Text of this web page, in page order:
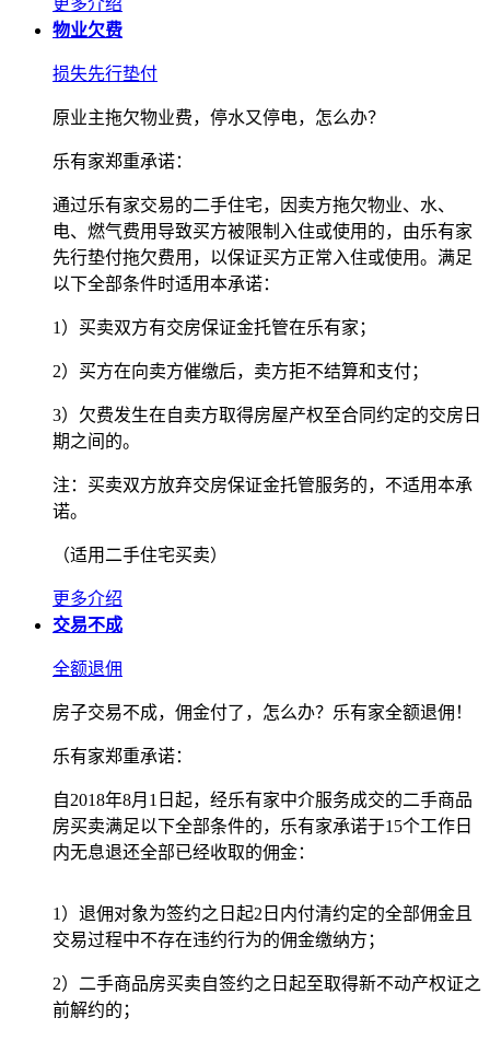
更多介绍
物业欠费
损失先行垫付
原业主拖欠物业费，停水又停电，怎么办？
乐有家郑重承诺：
通过乐有家交易的二手住宅，因卖方拖欠物业、水、
电、燃气费用导致买方被限制入住或使用的，由乐有家
先行垫付拖欠费用，以保证买方正常入住或使用。满足
以下全部条件时适用本承诺：
1）买卖双方有交房保证金托管在乐有家；
2）买方在向卖方催缴后，卖方拒不结算和支付；
3）欠费发生在自卖方取得房屋产权至合同约定的交房日
期之间的。
注：买卖双方放弃交房保证金托管服务的，不适用本承
诺。
（适用二手住宅买卖）
更多介绍
交易不成
全额退佣
房子交易不成，佣金付了，怎么办？乐有家全额退佣！
乐有家郑重承诺：
自2018年8月1日起，经乐有家中介服务成交的二手商品
房买卖满足以下全部条件的，乐有家承诺于15个工作日
内无息退还全部已经收取的佣金：
1）退佣对象为签约之日起2日内付清约定的全部佣金且
交易过程中不存在违约行为的佣金缴纳方；
2）二手商品房买卖自签约之日起至取得新不动产权证之
前解约的；